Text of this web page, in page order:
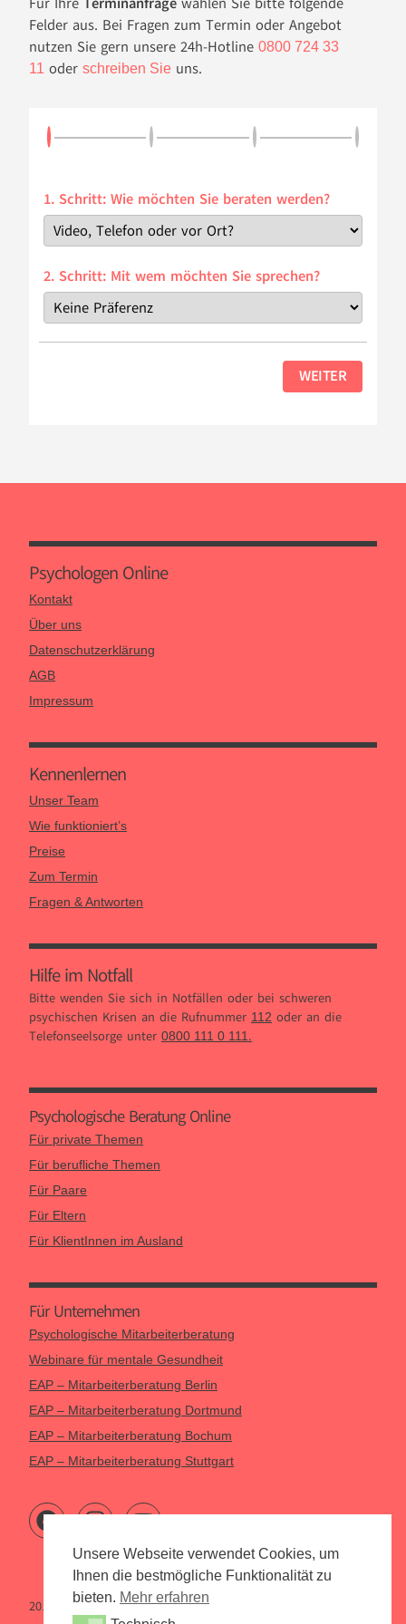
Felder aus. Bei Fragen zum Termin oder Angebot
nutzen Sie gern unsere 24h-Hotline 0800 724 33
11 oder schreiben Sie uns.
1. Schritt: Wie möchten Sie beraten werden?
2. Schritt: Mit wem möchten Sie sprechen?
WEITER
Psychologen Online
Kontakt
Über uns
Datenschutzerklärung
AGB
Impressum
Kennen­lernen
Unser Team
Wie funktioniert’s
Preise
Zum Termin
Fragen & Antworten
Hilfe im Notfall
Bitte wenden Sie sich in Notfällen oder bei schweren
psychischen Krisen an die Rufnummer 112 oder an die
Telefonseelsorge unter 0800 111 0 111 .
Psychologische Beratung Online
Für private Themen
Für berufliche Themen
Für Paare
Für Eltern
Für KlientInnen im Ausland
Für Unternehmen
Psychologische Mitarbeiterberatung
Webinare für mentale Gesundheit
EAP – Mitarbeiterberatung Berlin
EAP – Mitarbeiterberatung Dortmund
EAP – Mitarbeiterberatung Bochum
EAP – Mitarbeiterberatung Stuttgart
2015 – 2026 Psychologen Online
Unsere Webseite verwendet Cookies, um
Ihnen die bestmögliche Funktionalität zu
bieten. Mehr erfahren